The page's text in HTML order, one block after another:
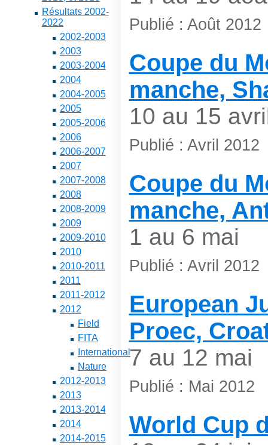
Résultats 2002-
2022
2002-2003
2003
2003-2004
2004
2004-2005
2005
2005-2006
2006
2006-2007
2007
2007-2008
2008
2008-2009
2009
2009-2010
2010
2010-2011
2011
2011-2012
2012
Field
FITA
International
Nature
2012-2013
2013
2013-2014
2014
2014-2015
Publié : Août 2012
Coupe du
manche,
10 au 15
Publié : Avril 2012
Coupe du
manche,
1 au 6 mai
Publié : Avril 2012
European
Proec,
7 au 12 mai
Publié : Mai 2012
World Cup